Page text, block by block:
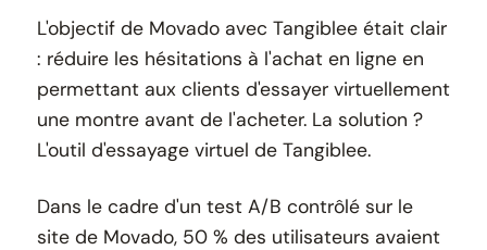
L'objectif de Movado avec Tangiblee était clair
: réduire les hésitations à l'achat en ligne en
permettant aux clients d'essayer virtuellement
une montre avant de l'acheter. La solution ?
L'outil d'essayage virtuel de Tangiblee.
Dans le cadre d'un test A/B contrôlé sur le
site de Movado, 50 % des utilisateurs avaient